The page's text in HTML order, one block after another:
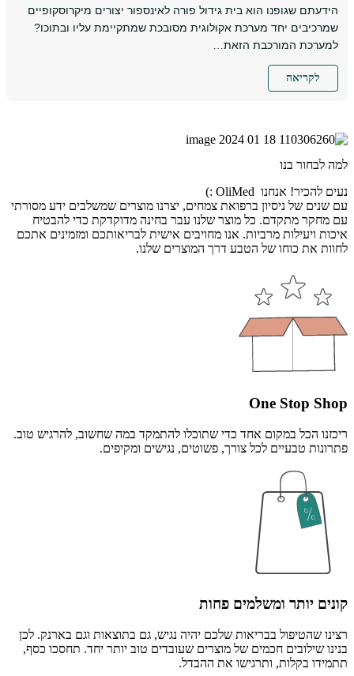
הידעתם שגופנו הוא בית גידול פורה לאינספור יצורים מיקרוסקופיים
שמרכיבים יחד מערכת אקולוגית מסובכת שמתקיימת עליו ובתוכו?
למערכת המורכבת הזאת…
לקריאה
למה לבחור בנו
נעים להכיר! אנחנו OliMed :)
עם שנים של ניסיון ברפואת צמחים, יצרנו מוצרים שמשלבים ידע מסורתי
עם מחקר מתקדם. כל מוצר שלנו עבר בחינה מדוקדקת כדי להבטיח
איכות ויעילות מרביות. אנו מחויבים אישית לבריאותכם ומזמינים אתכם
לחוות את כוחו של הטבע דרך המוצרים שלנו.
One Stop Shop
ריכזנו הכל במקום אחד כדי שתוכלו להתמקד במה שחשוב, להרגיש טוב.
פתרונות טבעיים לכל צורך, פשוטים, נגישים ומקיפים.
קונים יותר ומשלמים פחות
רצינו שהטיפול בבריאות שלכם יהיה נגיש, גם בתוצאות וגם בארנק. לכן
בנינו שילובים חכמים של מוצרים שעובדים טוב יותר יחד. תחסכו כסף,
תתמידו בקלות, ותרגישו את ההבדל.